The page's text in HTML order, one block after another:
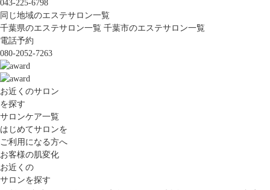
043-225-6798
同じ地域のエステサロン一覧
千葉県のエステサロン一覧 千葉市のエステサロン一覧
電話予約
080-2052-7263
お近くのサロン
を探す
サロンケア一覧
はじめてサロンを
ご利用になる方へ
お客様の肌変化
お近くの
サロンを探す